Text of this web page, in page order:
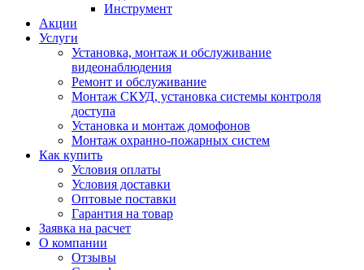
Инструмент
Акции
Услуги
Установка, монтаж и обслуживание
видеонаблюдения
Ремонт и обслуживание
Монтаж СКУД, установка системы контроля
доступа
Установка и монтаж домофонов
Монтаж охранно-пожарных систем
Как купить
Условия оплаты
Условия доставки
Оптовые поставки
Гарантия на товар
Заявка на расчет
О компании
Отзывы